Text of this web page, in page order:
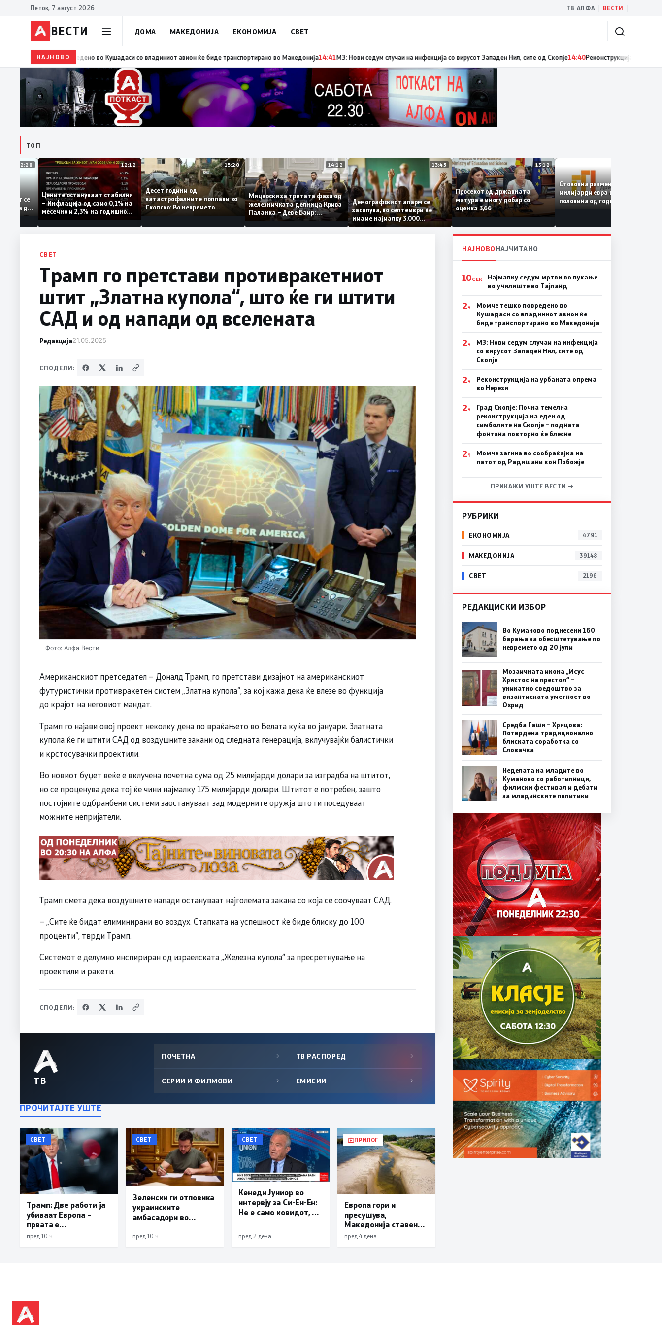
Петок, 7 август 2026 ТВ АЛФА ВЕСТИ
ВЕСТИ ДОМА МАКЕДОНИЈА ЕКОНОМИЈА СВЕТ
НАЈНОВО17:29Најмалку седум мртви во пукање во училиште во Тајланд14:42Момче тешко повредено во Кушадаси со владиниот авион ќе биде транспортирано во Македонија14:41МЗ: Нови седум
ТОП
12:28
–
се
нема да
12:12
Цените остануваат стабилни
– Инфлација од само 0,1% на
месечно и 2,3% на годишно
ниво
15:20
Десет години од
катастрофалните поплави во
Скопско: Во невремето
14:12
Мицкоски за третата фаза од
железничката делница Крива
Паланка – Деве Баир:
Проектот нема да заврши на
половина тунел во слепа
13:45
Демографскиот аларм се
засилува, во септември ќе
имаме најмалку 3.000
првачиња помалку
13:12
Просекот од државната
матура е многу добар со
оценка 3,66
Стоковна размена од 10,5
милијарди евра во првата
половина од годината –
СВЕТ
Трамп го претстави противракетниот
штит „Златна купола“, што ќе ги штити
САД и од напади од вселената
Редакција21.05.2025
СПОДЕЛИ:
Фото: Алфа Вести
Американскиот претседател – Доналд Трамп, го претстави дизајнот на американскиот
футуристички противракетен систем „Златна купола“, за кој кажа дека ќе влезе во функција
до крајот на неговиот мандат.
Трамп го најави овој проект неколку дена по враќањето во Белата куќа во јануари. Златната
купола ќе ги штити САД од воздушните закани од следната генерација, вклучувајќи балистички
и крстосувачки проектили.
Во новиот буџет веќе е вклучена почетна сума од 25 милијарди долари за изградба на штитот,
но се проценува дека тој ќе чини најмалку 175 милијарди долари. Штитот е потребен, зашто
постојните одбранбени системи заостануваат зад модерните оружја што ги поседуваат
можните непријатели.
Трамп смета дека воздушните напади остануваат најголемата закана со која се соочуваат САД.
– „Сите ќе бидат елиминирани во воздух. Стапката на успешност ќе биде блиску до 100
проценти“, тврди Трамп.
Системот е делумно инспириран од израелската „Железна купола“ за пресретнување на
проектили и ракети.
СПОДЕЛИ:
ТВ
ПОЧЕТНА → ТВ РАСПОРЕД →
СЕРИИ И ФИЛМОВИ → ЕМИСИИ →
ПРОЧИТАЈТЕ УШТЕ
СВЕТ
Трамп: Две работи ја
убиваат Европа –
првата е
имиграцијата,
пред 10 ч.
СВЕТ
Зеленски ги отповика
украинските
амбасадори во
Црна Гора
пред 10 ч.
СВЕТ
Кенеди Јуниор во
интервју за Си-Ен-Ен:
Не е само ковидот, и
респираторниот
синцицијален вирус
пред 2 дена
ПРИЛОГ
Европа гори и
пресушува,
Македонија ставена
во обрач: Унгарија и
пред 4 дена
НАЈНОВОНАЈЧИТАНО
10СЕК
Најмалку седум мртви во пукање
во училиште во Тајланд
2Ч
Момче тешко повредено во
Кушадаси со владиниот авион ќе
биде транспортирано во Македонија
2Ч
МЗ: Нови седум случаи на инфекција
со вирусот Западен Нил, сите од
Скопје
2Ч
Реконструкција на урбаната опрема
во Нерези
2Ч
Град Скопје: Почна темелна
реконструкција на еден од
симболите на Скопје – подната
фонтана повторно ќе блесне
2Ч
Момче загина во сообраќајка на
патот од Радишани кон Побожје
ПРИКАЖИ УШТЕ ВЕСТИ →
РУБРИКИ
ЕКОНОМИЈА 4791
МАКЕДОНИЈА 39148
СВЕТ 2196
РЕДАКЦИСКИ ИЗБОР
Во Куманово поднесени 160
барања за обесштетување по
невремето од 20 јули
Мозаичната икона „Исус
Христос на престол“ –
уникатно сведоштво за
византиската уметност во
Охрид
Средба Гаши – Хрицова:
Потврдена традиционално
блиската соработка со
Словачка
Неделата на младите во
Куманово со работилници,
филмски фестивал и дебати
за младинските политики